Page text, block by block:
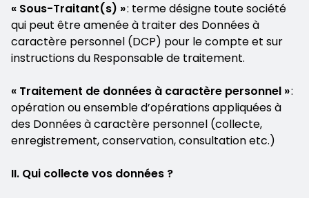
« Sous-Traitant(s) »: terme désigne toute société
qui peut être amenée à traiter des Données à
caractère personnel (DCP) pour le compte et sur
instructions du Responsable de traitement.
« Traitement de données à caractère personnel »:
opération ou ensemble d’opérations appliquées à
des Données à caractère personnel (collecte,
enregistrement, conservation, consultation etc.)
II. Qui collecte vos données ?